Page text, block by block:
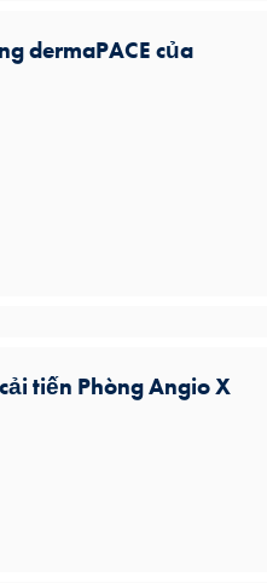
dermaPACE của
tiến Phòng Angio X